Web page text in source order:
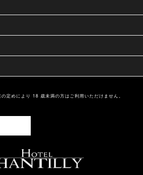
定めにより 18 歳未満の方はご利用いただけません。